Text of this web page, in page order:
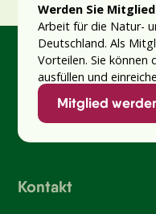
Werden Sie
Arbeit für die Natur-
Deutschland. Als
Vorteilen. Sie können
ausfüllen und
Mitglied
Kontakt